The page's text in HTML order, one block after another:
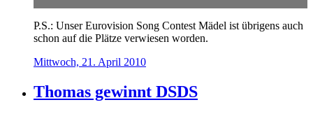
P.S.: Unser Eurovision Song Contest Mädel ist übrigens auch
schon auf die Plätze verwiesen worden.
Mittwoch, 21. April 2010
Thomas gewinnt DSDS